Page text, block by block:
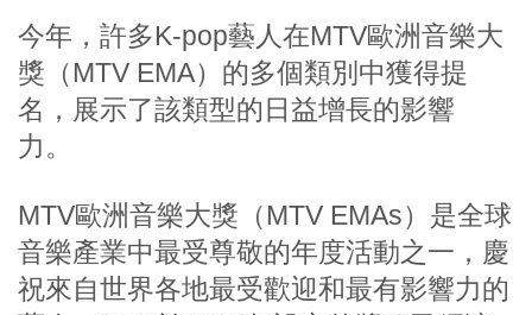
今年，許多K-pop藝人在MTV歐洲音樂大
獎（MTV EMA）的多個類別中獲得提
名，展示了該類型的日益增長的影響
力。
MTV歐洲音樂大獎（MTV EMAs）是全球
音樂產業中最受尊敬的年度活動之一，慶
祝來自世界各地最受歡迎和最有影響力的